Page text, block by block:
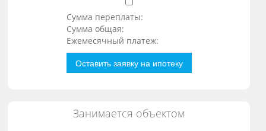
Сумма переплаты:
Сумма общая:
Ежемесячный платеж:
Оставить заявку на ипотеку
Занимается объектом